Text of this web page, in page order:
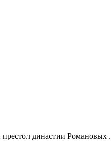
династии Романовых .